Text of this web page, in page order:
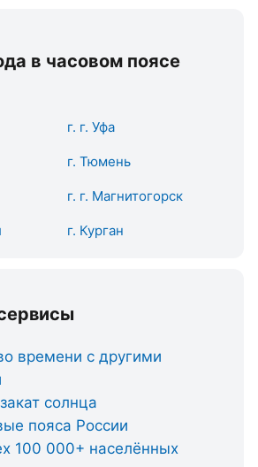
в часовом поясе
г. г. Уфа
г. Тюмень
г. г. Магнитогорск
г. Курган
времени с другими
солнца
пояса России
100 000+ населённых